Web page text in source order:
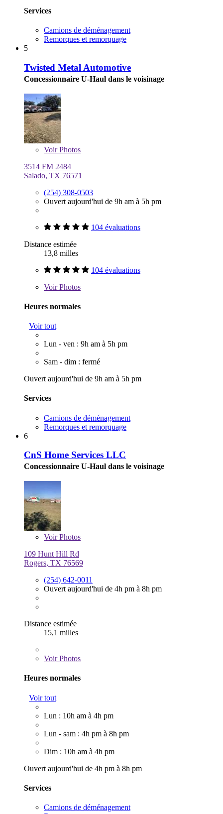
Services
Camions de déménagement
Remorques et remorquage
5
Twisted Metal Automotive
Concessionnaire U-Haul dans le voisinage
VoirPhotos
3514 FM 2484
Salado, TX 76571
(254) 308-0503
Ouvert aujourd'hui de 9h am à 5h pm
104 évaluations
Distance estimée
13,8 milles
104 évaluations
VoirPhotos
Heures normales
Voir tout
Lun - ven : 9h am à 5h pm
Sam - dim : fermé
Ouvert aujourd'hui de 9h am à 5h pm
Services
Camions de déménagement
Remorques et remorquage
6
CnS Home Services LLC
Concessionnaire U-Haul dans le voisinage
VoirPhotos
109 Hunt Hill Rd
Rogers, TX 76569
(254) 642-0011
Ouvert aujourd'hui de 4h pm à 8h pm
Distance estimée
15,1 milles
VoirPhotos
Heures normales
Voir tout
Lun : 10h am à 4h pm
Lun - sam : 4h pm à 8h pm
Dim : 10h am à 4h pm
Ouvert aujourd'hui de 4h pm à 8h pm
Services
Camions de déménagement